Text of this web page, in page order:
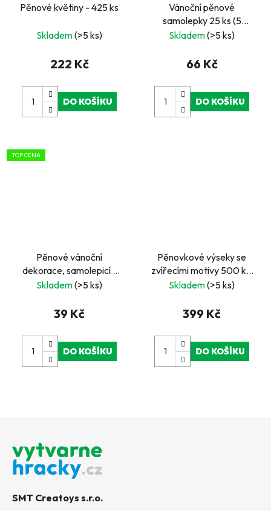
Pěnové květiny - 425 ks
Skladem(>5 ks)
222 Kč
DO KOŠÍKU
Vánoční pěnové
samolepky 25 ks (5
motivů)
Skladem(>5 ks)
66 Kč
DO KOŠÍKU
TOP CENA
Pěnové vánoční
dekorace, samolepicí -
55 ks, mix barev a
Skladem(>5 ks)
39 Kč
DO KOŠÍKU
Pěnovkové výseky se
zvířecími motivy 500 ks,
samolepicí
Skladem(>5 ks)
399 Kč
DO KOŠÍKU
SMT Creatoys s.r.o.